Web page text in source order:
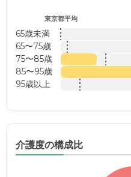
東京都平均
65歳未満
65〜75歳
75〜85歳
85〜95歳
95歳以上
介護度の構成比